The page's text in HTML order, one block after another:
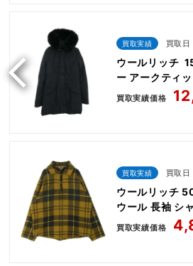
買取実績 買取日
ウールリッチ
ー アークティ
ファー ダウン
買取実績価格
買取実績 買取日
ウールリッチ
ウール 長袖 シ
買取実績価格